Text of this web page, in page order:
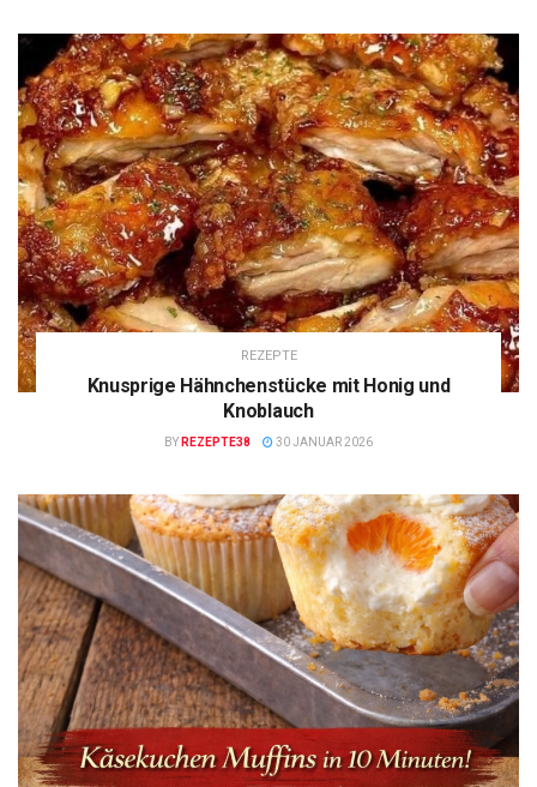
REZEPTE
Knusprige Hähnchenstücke mit Honig und
Knoblauch
BY REZEPTE38 30 JANUAR 2026